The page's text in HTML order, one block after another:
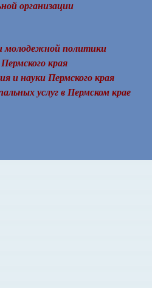
организации
молодежной политики
края
и науки Пермского края
услуг в Пермском крае